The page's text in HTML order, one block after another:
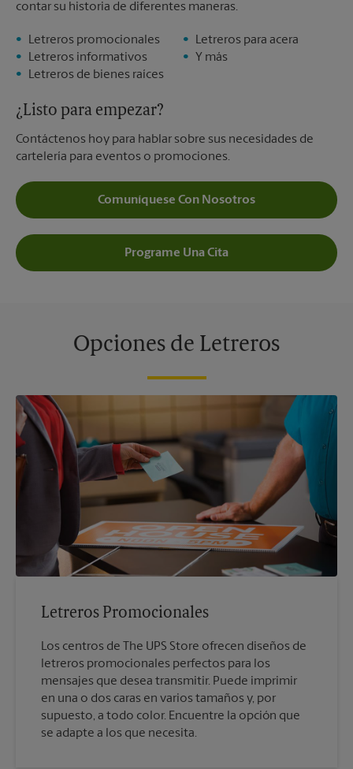
contar su historia de diferentes maneras.
Letreros promocionales
Letreros informativos
Letreros de bienes raíces
Letreros para acera
Y más
¿Listo para empezar?
Contáctenos hoy para hablar sobre sus necesidades de
cartelería para eventos o promociones.
Comuníquese Con Nosotros
Programe Una Cita
Opciones de Letreros
Letreros Promocionales
Los centros de The UPS Store ofrecen diseños de
letreros promocionales perfectos para los
mensajes que desea transmitir. Puede imprimir
en una o dos caras en varios tamaños y, por
supuesto, a todo color. Encuentre la opción que
se adapte a los que necesita.